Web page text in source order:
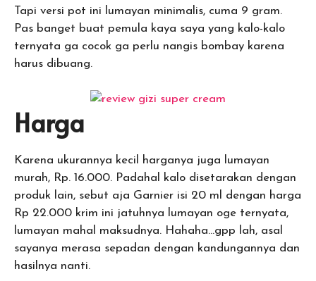
Tapi versi pot ini lumayan minimalis, cuma 9 gram.
Pas banget buat pemula kaya saya yang kalo-kalo
ternyata ga cocok ga perlu nangis bombay karena
harus dibuang.
Harga
Karena ukurannya kecil harganya juga lumayan
murah, Rp. 16.000. Padahal kalo disetarakan dengan
produk lain, sebut aja Garnier isi 20 ml dengan harga
Rp 22.000 krim ini jatuhnya lumayan oge ternyata,
lumayan mahal maksudnya. Hahaha…gpp lah, asal
sayanya merasa sepadan dengan kandungannya dan
hasilnya nanti.